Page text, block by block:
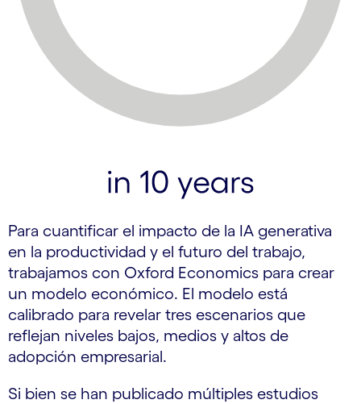
Para cuantificar el impacto de la IA generativa
en la productividad y el futuro del trabajo,
trabajamos con Oxford Economics para crear
un modelo económico. El modelo está
calibrado para revelar tres escenarios que
reflejan niveles bajos, medios y altos de
adopción empresarial.
Si bien se han publicado múltiples estudios